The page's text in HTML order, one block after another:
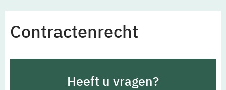
Contractenrecht
Heeft u vragen?